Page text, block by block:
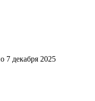
7 декабря 2025